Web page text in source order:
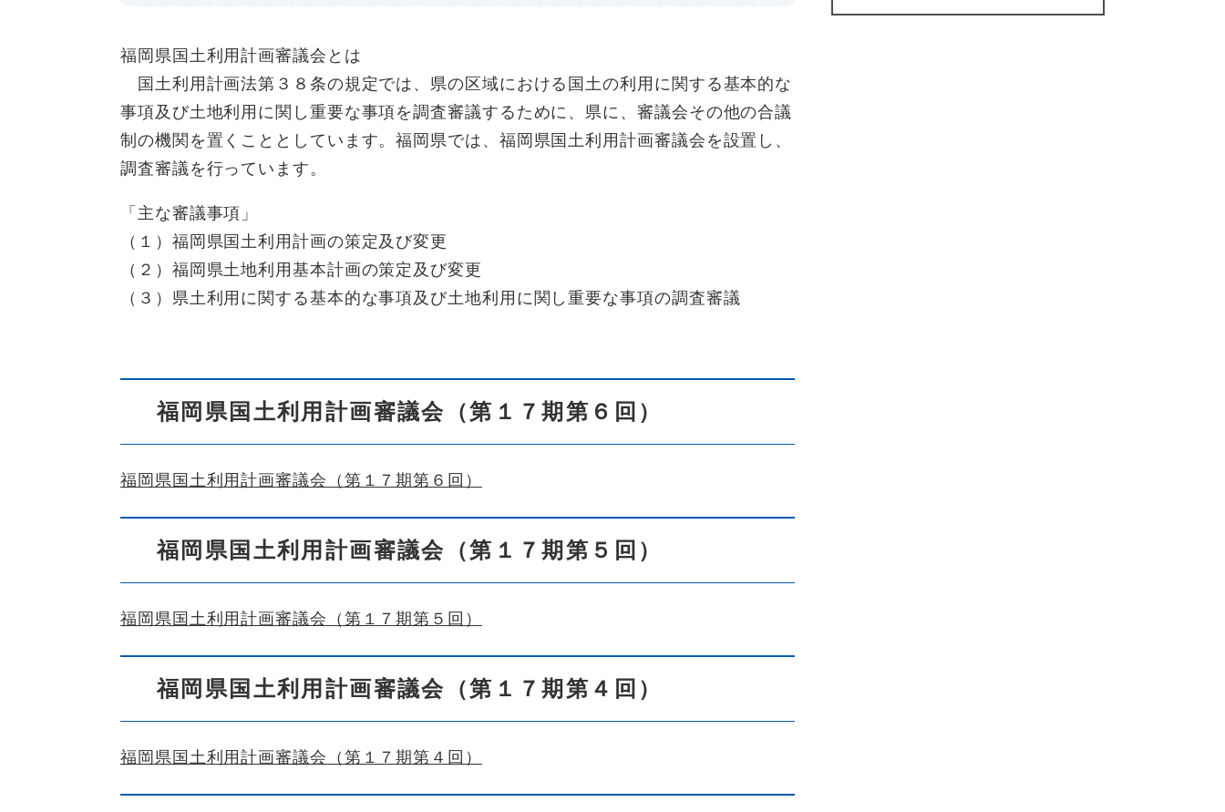
福岡県国土利用計画審議会とは
国土利用計画法第３８条の規定では、県の区域における国土の利用に関する基本的な
事項及び土地利用に関し重要な事項を調査審議するために、県に、審議会その他の合議
制の機関を置くこととしています。福岡県では、福岡県国土利用計画審議会を設置し、
調査審議を行っています。
「主な審議事項」
（１）福岡県国土利用計画の策定及び変更
（２）福岡県土地利用基本計画の策定及び変更
（３）県土利用に関する基本的な事項及び土地利用に関し重要な事項の調査審議
福岡県国土利用計画審議会（第１７期第６回）
福岡県国土利用計画審議会（第１７期第６回）
福岡県国土利用計画審議会（第１７期第５回）
福岡県国土利用計画審議会（第１７期第５回）
福岡県国土利用計画審議会（第１７期第４回）
福岡県国土利用計画審議会（第１７期第４回）